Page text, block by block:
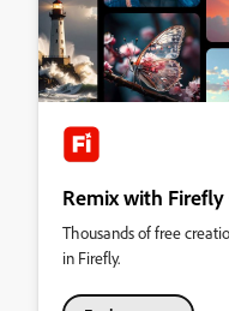
Remix with
Thousands of free
in Firefly.